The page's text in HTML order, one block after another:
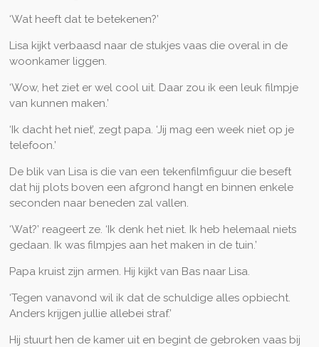
‘Wat heeft dat te betekenen?’
Lisa kijkt verbaasd naar de stukjes vaas die overal in de
woonkamer liggen.
‘Wow, het ziet er wel cool uit. Daar zou ik een leuk filmpje
van kunnen maken.’
‘Ik dacht het niet’, zegt papa. ‘Jij mag een week niet op je
telefoon.’
De blik van Lisa is die van een tekenfilmfiguur die beseft
dat hij plots boven een afgrond hangt en binnen enkele
seconden naar beneden zal vallen.
‘Wat?’ reageert ze. ‘Ik denk het niet. Ik heb helemaal niets
gedaan. Ik was filmpjes aan het maken in de tuin.’
Papa kruist zijn armen. Hij kijkt van Bas naar Lisa.
‘Tegen vanavond wil ik dat de schuldige alles opbiecht.
Anders krijgen jullie allebei straf.’
Hij stuurt hen de kamer uit en begint de gebroken vaas bij